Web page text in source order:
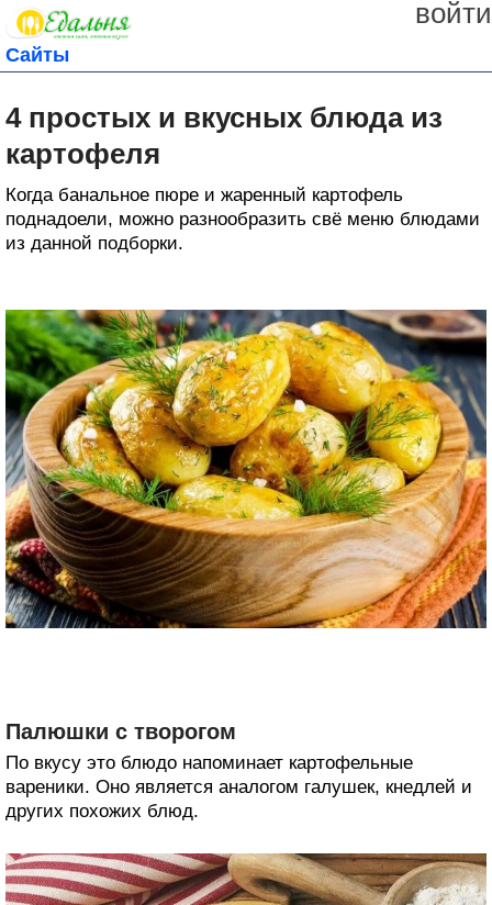
войти
Сайты
4 простых и вкусных блюда из
картофеля
Когда банальное пюре и жаренный картофель
поднадоели, можно разнообразить свё меню блюдами
из данной подборки.
Палюшки с творогом
По вкусу это блюдо напоминает картофельные
вареники. Оно является аналогом галушек, кнедлей и
других похожих блюд.